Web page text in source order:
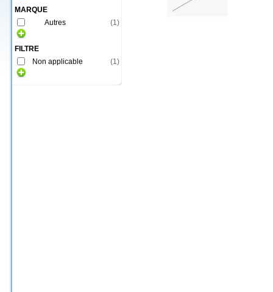
MARQUE
Autres
(1)
FILTRE
Non applicable
(1)